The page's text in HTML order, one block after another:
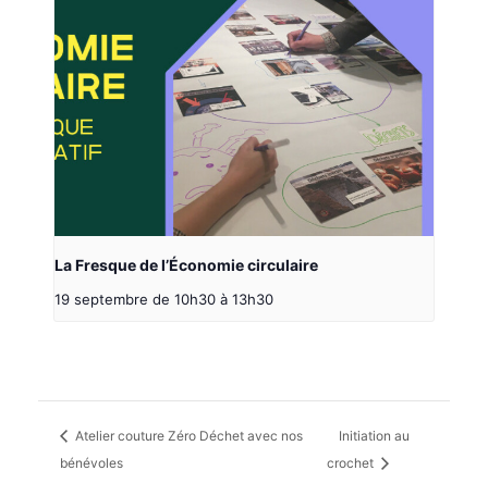
La Fresque de l’Économie circulaire
19 septembre de 10h30 à 13h30
Atelier couture Zéro Déchet avec nos
bénévoles
Initiation au
crochet